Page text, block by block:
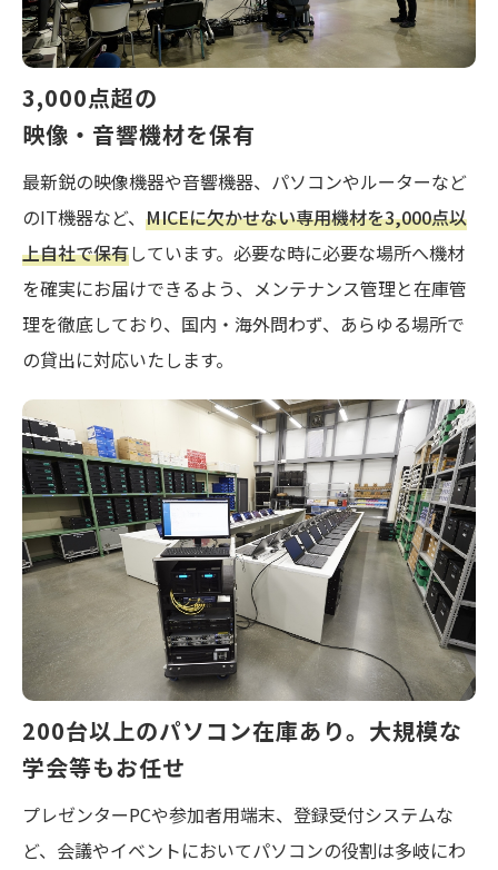
3,000点超の
映像・音響機材を保有
最新鋭の映像機器や音響機器、パソコンやルーターなど
のIT機器など、 MICEに欠かせない専用機材を3,000点以
上自社で保有しています。必要な時に必要な場所へ機材
を確実にお届けできるよう、メンテナンス管理と在庫管
理を徹底しており、国内・海外問わず、あらゆる場所で
の貸出に対応いたします。
200台以上のパソコン在庫あり。大規模な
学会等もお任せ
プレゼンターPCや参加者用端末、登録受付システムな
ど、会議やイベントにおいてパソコンの役割は多岐にわ